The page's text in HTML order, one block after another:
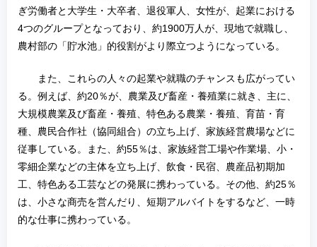
ぎ労働者と大学生・大卒者、退役軍人、女性が、起業における
4つのグループとなっており、約1900万人が、現地で就職し、
農村部の「貯水池」的役割がより際立つようになっている。
また、これらの人々の起業や就職のチャンスも広がってい
る。例えば、約20％が、農業及び畜産・養殖業に就き、主に、
大規模農業及び畜産・養殖、特色ある農業・養殖、育苗・育
種、農民合作社（協同組合）の立ち上げ、家族経営農場などに
従事している。また、約55％は、家族経営工場や作業場、小・
零細企業などの主体を立ち上げ、飲食・民宿、農産品初期加
工、特色ある工芸などの発展に携わっている。その他、約25％
は、小さな商売を営んだり、短期アルバイトをするなど、一時
的な仕事に携わっている。